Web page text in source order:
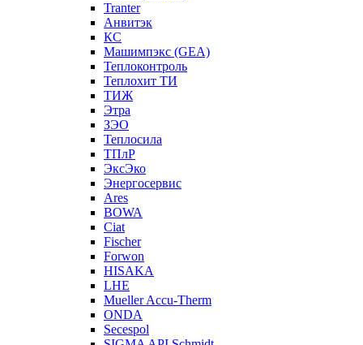
Tranter
Анвитэк
КС
Машимпэкс (GEA)
Теплоконтроль
Теплохит ТИ
ТИЖ
Этра
ЗЭО
Теплосила
ТПлР
ЭксЭко
Энергосервис
Ares
BOWA
Ciat
Fischer
Forwon
HISAKA
LHE
Mueller Accu-Therm
ONDA
Secespol